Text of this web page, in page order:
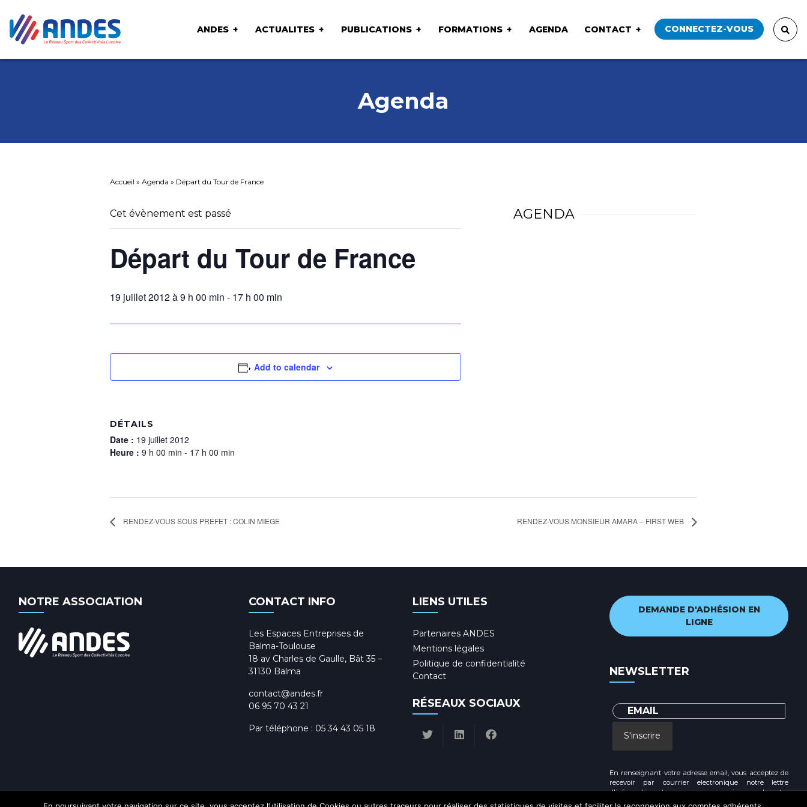
ANDES ACTUALITES PUBLICATIONS FORMATIONS AGENDA CONTACT CONNECTEZ-VOUS
Agenda
Accueil » Agenda » Départ du Tour de France
Cet évènement est passé
Départ du Tour de France
19 juillet 2012 à 9 h 00 min - 17 h 00 min
Add to calendar
DÉTAILS
Date : 19 juillet 2012
Heure : 9 h 00 min - 17 h 00 min
AGENDA
RENDEZ-VOUS SOUS PREFET : COLIN MIEGE RENDEZ-VOUS MONSIEUR AMARA – FIRST WEB
NOTRE ASSOCIATION CONTACT INFO
Les Espaces Entreprises de
Balma-Toulouse
18 av Charles de Gaulle, Bât 35 –
31130 Balma
contact@andes.fr
06 95 70 43 21
Par téléphone : 05 34 43 05 18
LIENS UTILES
Partenaires ANDES
Mentions légales
Politique de confidentialité
Contact
RÉSEAUX SOCIAUX
DEMANDE D'ADHÉSION EN
LIGNE
NEWSLETTER
S'inscrire
En renseignant votre adresse email, vous acceptez de
recevoir par courrier electronique notre lettre
d'information et vous prenez connaissance de notre
Politique de confidentialité